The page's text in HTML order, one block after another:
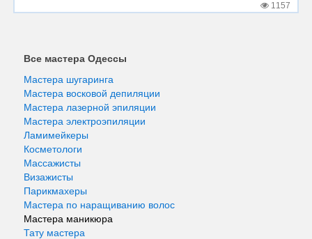
1157
Все мастера Одессы
Мастера шугаринга
Мастера восковой депиляции
Мастера лазерной эпиляции
Мастера электроэпиляции
Ламимейкеры
Косметологи
Массажисты
Визажисты
Парикмахеры
Мастера по наращиванию волос
Мастера маникюра
Тату мастера